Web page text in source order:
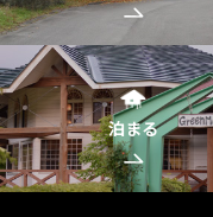
泊まる